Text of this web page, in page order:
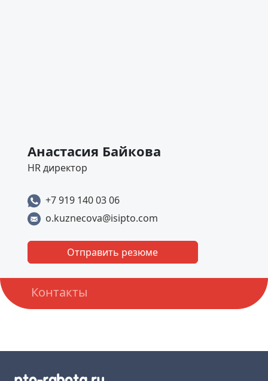
Анастасия Байкова
HR директор
+7 919 140 03 06
o.kuznecova@isipto.com
Отправить резюме
Контакты